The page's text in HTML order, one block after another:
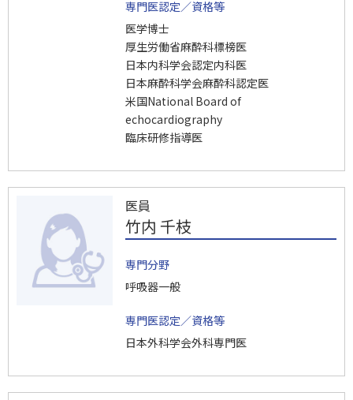
専門医認定／資格等
医学博士
厚生労働省麻酔科標榜医
日本内科学会認定内科医
日本麻酔科学会麻酔科認定医
米国National Board of
echocardiography
臨床研修指導医
医員
竹内 千枝
専門分野
呼吸器一般
専門医認定／資格等
日本外科学会外科専門医